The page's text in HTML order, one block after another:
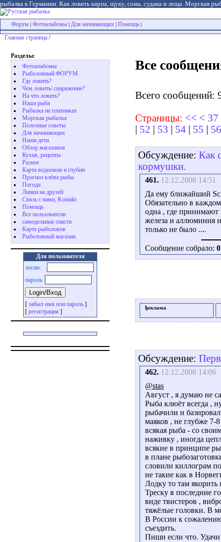
рыбалка в Германии. Как ловить карпа, щуку, сома, судака и леща. Морская
Форум Фотоальбомы Для начинающих Помощь
Главная страница /
Разделы:
Фотоальбомы
Рыболовный ФОРУМ
Где ловить?
Чем ловить/ снаряжение?
На что ловить?
Наша рыба
Рыбалка на платниках
Морская рыбалка
Полезные советы
Для начинающих
Наши дети
Обзор магазинов
Кухня, рецепты
Разное
Карта водоемов и глубин
Прогноз клёва рыбы
Погода
Линки на друзей
Связь с нами, Kontakt
Помощь
Все пользователи
самодельные снасти
Карта рыболовов
Рыболовный магазин
Для пользователя
логин:
пароль:
[ забыл имя или пароль ]
[ регистрация ]
Все
Всего сообщений:
Страницы: << < 37
52 53 54 55 56
Обсуждение: Как
кормушки.
461. 12.12.2008 14:51
Да ему ближайший
Обязательно в
одна , где принимают
железа и аллюминия
только не было ....
Сообщение собрало: 0
ђеклама
Обсуждение:
462. 12.12.2008 14:06
@stas
Август , я думаю не
Рыба клюёт всегда ,
рыбачили и
маяков , не глубже 7-
всякая рыба - со
наживку , иногда
всякие в принципе
в плане
словили киллограм
не такие как в
Лодку то там якорить
Треску в последние
виде твистеров ,
тяжёлые головки. В
В России к
съездить.
Пиши если что.